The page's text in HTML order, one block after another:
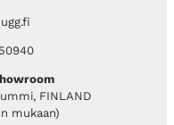
FINLAND
mukaan)